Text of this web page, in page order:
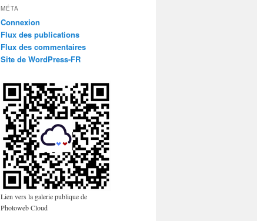
MÉTA
Connexion
Flux des publications
Flux des commentaires
Site de WordPress-FR
Lien vers la galerie publique de
Photoweb Cloud